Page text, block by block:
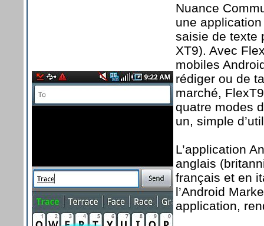
Nuance
une
saisie de texte
XT9). Avec
mobiles
rédiger ou de
marché,
quatre modes
un, simple
L’application
anglais
français et en
l’Android
application,